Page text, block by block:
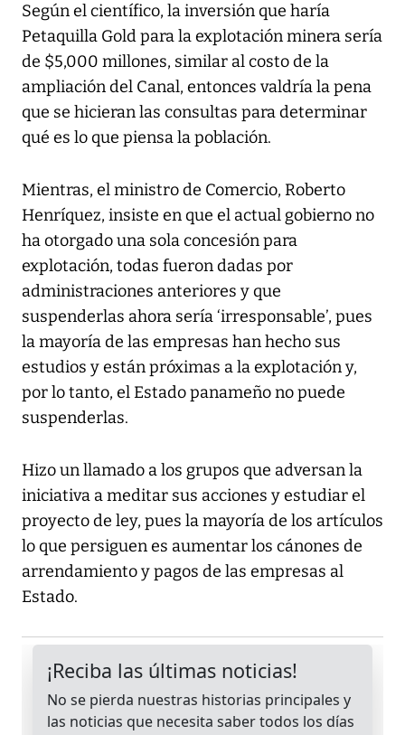
Según el científico, la inversión que haría
Petaquilla Gold para la explotación minera sería
de $5,000 millones, similar al costo de la
ampliación del Canal, entonces valdría la pena
que se hicieran las consultas para determinar
qué es lo que piensa la población.
Mientras, el ministro de Comercio, Roberto
Henríquez, insiste en que el actual gobierno no
ha otorgado una sola concesión para
explotación, todas fueron dadas por
administraciones anteriores y que
suspenderlas ahora sería ‘irresponsable’, pues
la mayoría de las empresas han hecho sus
estudios y están próximas a la explotación y,
por lo tanto, el Estado panameño no puede
suspenderlas.
Hizo un llamado a los grupos que adversan la
iniciativa a meditar sus acciones y estudiar el
proyecto de ley, pues la mayoría de los artículos
lo que persiguen es aumentar los cánones de
arrendamiento y pagos de las empresas al
Estado.